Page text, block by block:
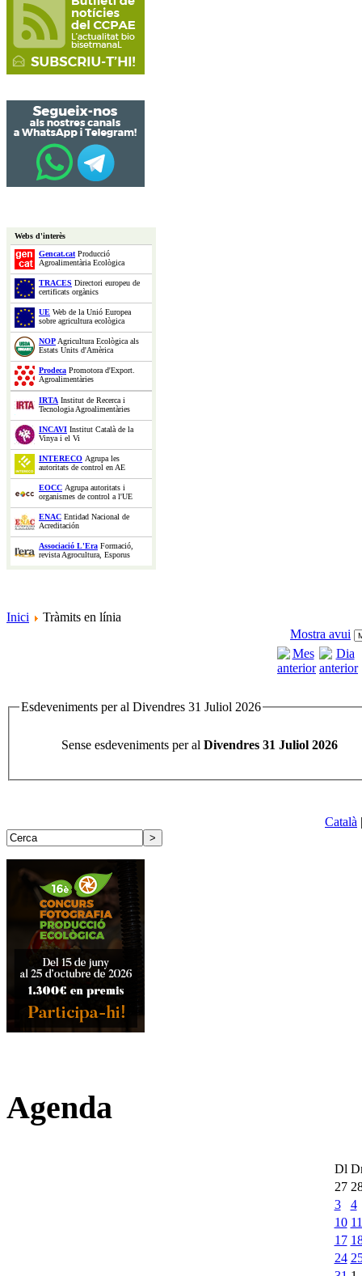
Webs d'interès
Gencat.catProducció
Agroalimentària Ecològica
TRACES Directori europeu de
certificats orgànics
UE Web de la Unió Europea
sobre agricultura ecològica
NOPAgricultura Ecològica als
Estats Units d'Amèrica
Prodeca Promotora d'Export.
Agroalimentàries
IRTA Institut de Recerca i
Tecnologia Agroalimentàries
INCAVI Institut Català de la
Vinya i el Vi
INTERECO Agrupa les
autoritats de control en AE
EOCC Agrupa autoritats i
organismes de control a l'UE
ENAC Entidad Nacional de
Acreditación
Associació L'Era Formació,
revista Agrocultura, Esporus
Inici
Tràmits en línia
Mostra avui
Esdeveniments per al Divendres 31 Juliol 2026
Sense esdeveniments per al Divendres 31 Juliol 2026
Català
Agenda
Dl
27
3
4
10 11
17
24